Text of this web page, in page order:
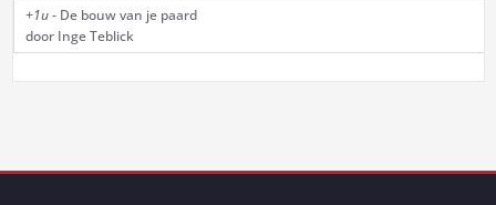
+1u- De bouw van je paard
door Inge Teblick